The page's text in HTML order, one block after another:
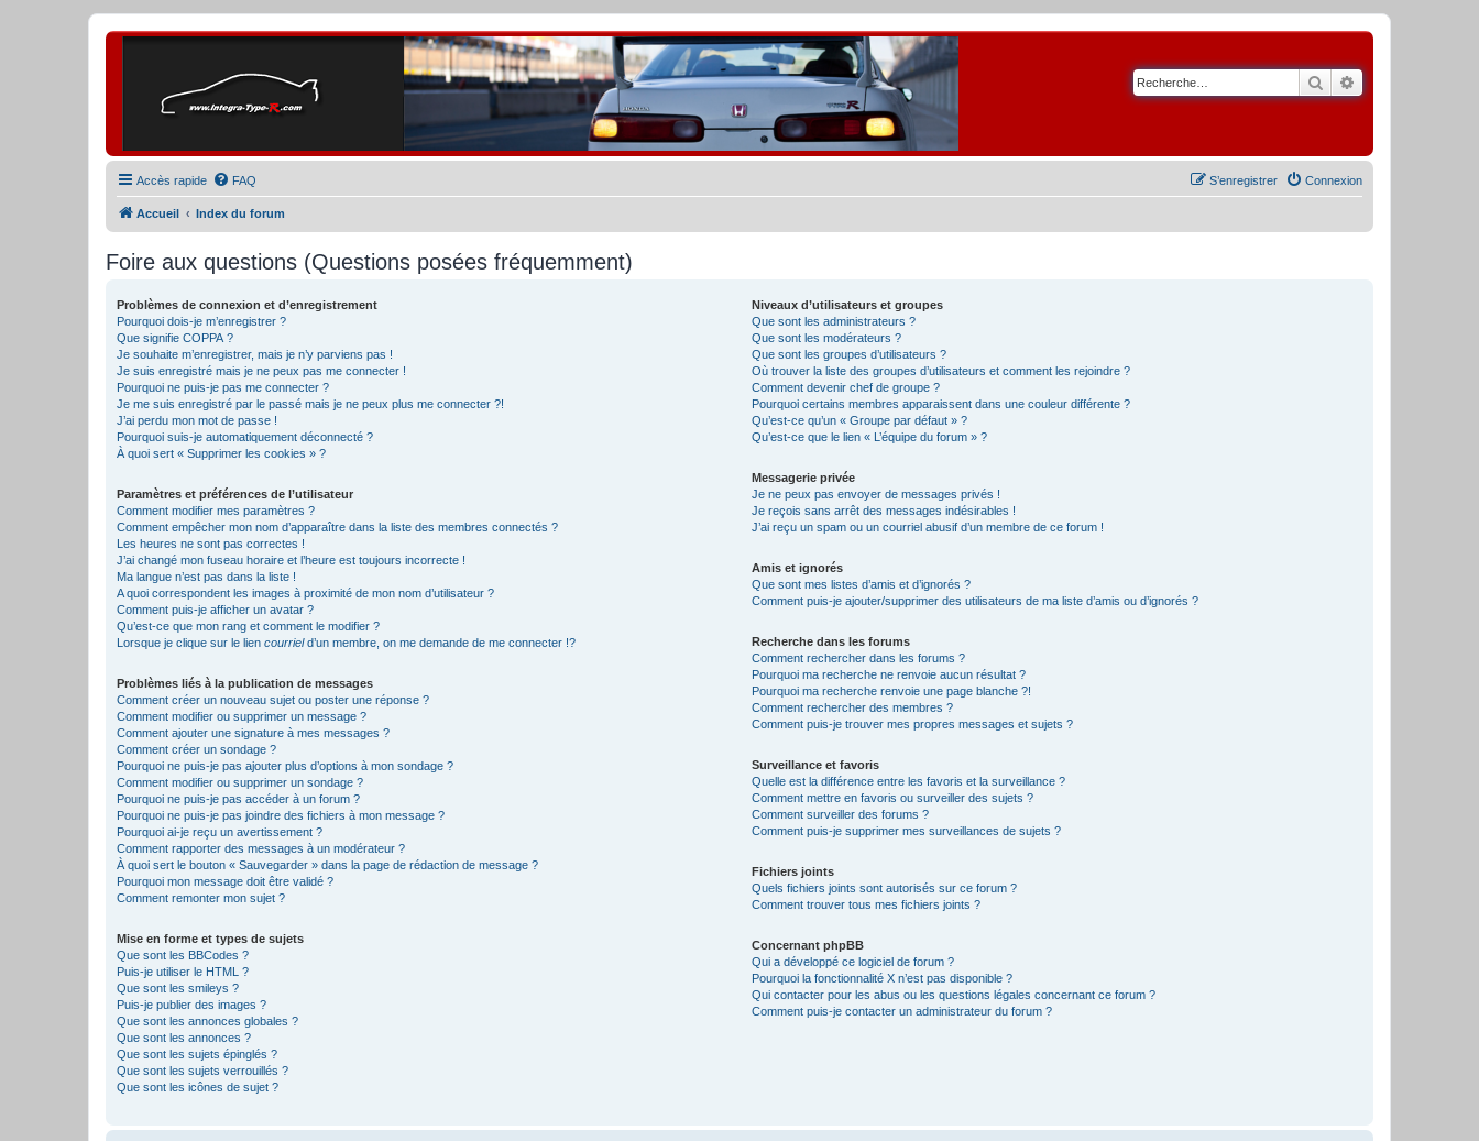
Rechercher
Accès rapide FAQ Connexion
S’enregistrer
Accueil Index du forum
Foire aux questions (Questions posées fréquemment)
Problèmes de connexion et d’enregistrement
Pourquoi dois-je m’enregistrer ?
Que signifie COPPA ?
Je souhaite m’enregistrer, mais je n’y parviens pas !
Je suis enregistré mais je ne peux pas me connecter !
Pourquoi ne puis-je pas me connecter ?
Je me suis enregistré par le passé mais je ne peux plus me connecter ?!
J’ai perdu mon mot de passe !
Pourquoi suis-je automatiquement déconnecté ?
À quoi sert « Supprimer les cookies » ?
Paramètres et préférences de l’utilisateur
Comment modifier mes paramètres ?
Comment empêcher mon nom d’apparaître dans la liste des membres connectés ?
Les heures ne sont pas correctes !
J’ai changé mon fuseau horaire et l’heure est toujours incorrecte !
Ma langue n’est pas dans la liste !
A quoi correspondent les images à proximité de mon nom d’utilisateur ?
Comment puis-je afficher un avatar ?
Qu’est-ce que mon rang et comment le modifier ?
Lorsque je clique sur le lien courrield’un membre, on me demande de me connecter !?
Problèmes liés à la publication de messages
Comment créer un nouveau sujet ou poster une réponse ?
Comment modifier ou supprimer un message ?
Comment ajouter une signature à mes messages ?
Comment créer un sondage ?
Pourquoi ne puis-je pas ajouter plus d’options à mon sondage ?
Comment modifier ou supprimer un sondage ?
Pourquoi ne puis-je pas accéder à un forum ?
Pourquoi ne puis-je pas joindre des fichiers à mon message ?
Pourquoi ai-je reçu un avertissement ?
Comment rapporter des messages à un modérateur ?
À quoi sert le bouton « Sauvegarder » dans la page de rédaction de message ?
Pourquoi mon message doit être validé ?
Comment remonter mon sujet ?
Mise en forme et types de sujets
Que sont les BBCodes ?
Puis-je utiliser le HTML ?
Que sont les smileys ?
Puis-je publier des images ?
Que sont les annonces globales ?
Que sont les annonces ?
Que sont les sujets épinglés ?
Que sont les sujets verrouillés ?
Que sont les icônes de sujet ?
Niveaux d’utilisateurs et groupes
Que sont les administrateurs ?
Que sont les modérateurs ?
Que sont les groupes d’utilisateurs ?
Où trouver la liste des groupes d’utilisateurs et comment les rejoindre ?
Comment devenir chef de groupe ?
Pourquoi certains membres apparaissent dans une couleur différente ?
Qu’est-ce qu’un « Groupe par défaut » ?
Qu’est-ce que le lien « L’équipe du forum » ?
Messagerie privée
Je ne peux pas envoyer de messages privés !
Je reçois sans arrêt des messages indésirables !
J’ai reçu un spam ou un courriel abusif d’un membre de ce forum !
Amis et ignorés
Que sont mes listes d’amis et d’ignorés ?
Comment puis-je ajouter/supprimer des utilisateurs de ma liste d’amis ou d’ignorés ?
Recherche dans les forums
Comment rechercher dans les forums ?
Pourquoi ma recherche ne renvoie aucun résultat ?
Pourquoi ma recherche renvoie une page blanche ?!
Comment rechercher des membres ?
Comment puis-je trouver mes propres messages et sujets ?
Surveillance et favoris
Quelle est la différence entre les favoris et la surveillance ?
Comment mettre en favoris ou surveiller des sujets ?
Comment surveiller des forums ?
Comment puis-je supprimer mes surveillances de sujets ?
Fichiers joints
Quels fichiers joints sont autorisés sur ce forum ?
Comment trouver tous mes fichiers joints ?
Concernant phpBB
Qui a développé ce logiciel de forum ?
Pourquoi la fonctionnalité X n’est pas disponible ?
Qui contacter pour les abus ou les questions légales concernant ce forum ?
Comment puis-je contacter un administrateur du forum ?